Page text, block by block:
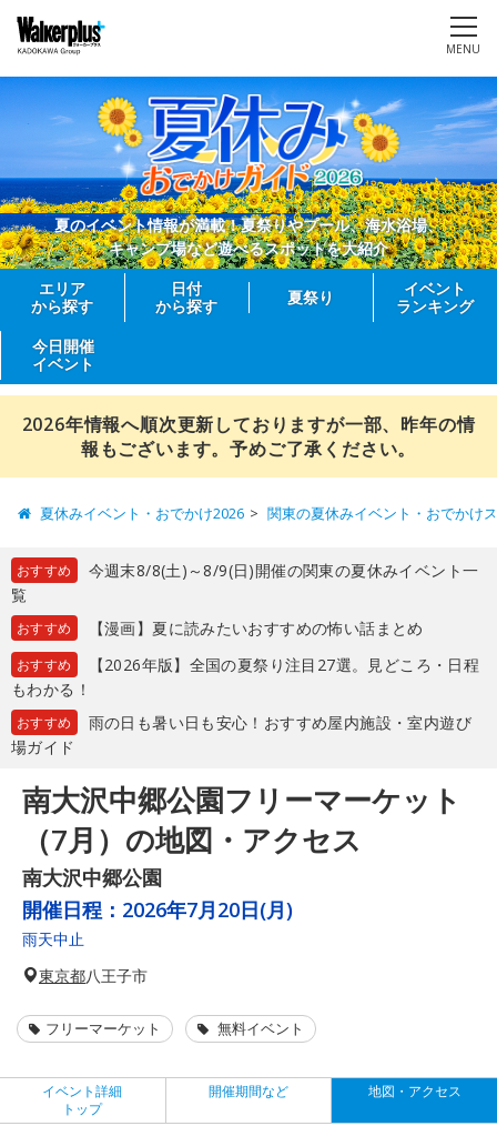
MENU
夏のイベント情報が満載！夏祭りやプール、海水浴場、
キャンプ場など遊べるスポットを大紹介
エリア
から探す
日付
から探す
夏祭り
イベント
ランキング
今日開催
イベント
2026年情報へ順次更新しておりますが一部、昨年の情
報もございます。予めご了承ください。
夏休みイベント・おでかけ2026 関東の夏休みイベント・おでかけ
おすすめ
今週末8/8(土)～8/9(日)開催の関東の夏休みイベント一
覧
おすすめ 【漫画】夏に読みたいおすすめの怖い話まとめ
おすすめ
【2026年版】全国の夏祭り注目27選。見どころ・日程
もわかる！
おすすめ
雨の日も暑い日も安心！おすすめ屋内施設・室内遊び
場ガイド
南大沢中郷公園フリーマーケット
（7月）の地図・アクセス
南大沢中郷公園
開催日程： 2026年7月20日(月)
雨天中止
東京都八王子市
フリーマーケット 無料イベント
イベント詳細
トップ
開催期間など 地図・アクセス